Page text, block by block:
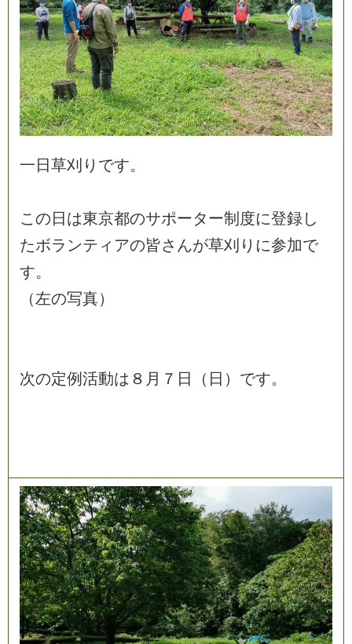
一 日 草刈 り です。
こ の 日 は東京都のサポーター制 度に登録し
たボラ ンテ ィ アの皆さ んが草刈 り に参加で
す。
（左の写真）
次の定例活動は ８ 月 ７ 日 （ 日 ） です。